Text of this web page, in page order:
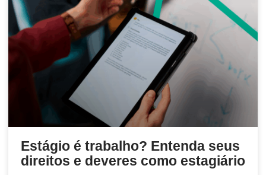
Estágio é trabalho? Entenda seus
direitos e deveres como estagiário